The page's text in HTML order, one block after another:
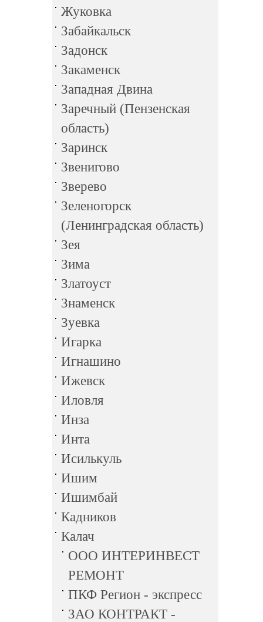
Жуковка
Забайкальск
Задонск
Закаменск
Западная Двина
Заречный (Пензенская
область)
Заринск
Звенигово
Зверево
Зеленогорск
(Ленинградская область)
Зея
Зима
Златоуст
Знаменск
Зуевка
Игарка
Игнашино
Ижевск
Иловля
Инза
Инта
Исилькуль
Ишим
Ишимбай
Кадников
Калач
ООО ИНТЕРИНВЕСТ
РЕМОНТ
ПКФ Регион - экспресс
ЗАО КОНТРАКТ -